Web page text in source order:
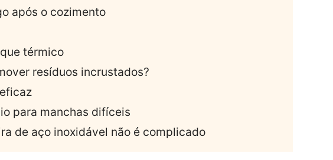
após o cozimento
térmico
resíduos incrustados?
para manchas difíceis
de aço inoxidável não é complicado